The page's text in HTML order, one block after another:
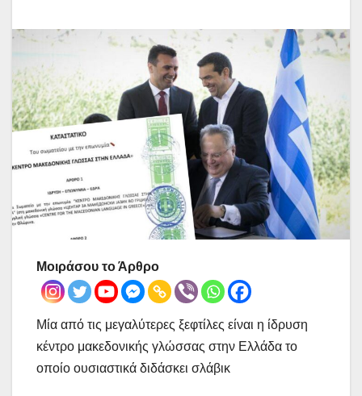
Μοιράσου το Άρθρο
Μία από τις μεγαλύτερες ξεφτίλες είναι η ίδρυση
κέντρο μακεδονικής γλώσσας στην Ελλάδα το
οποίο ουσιαστικά διδάσκει σλάβικ